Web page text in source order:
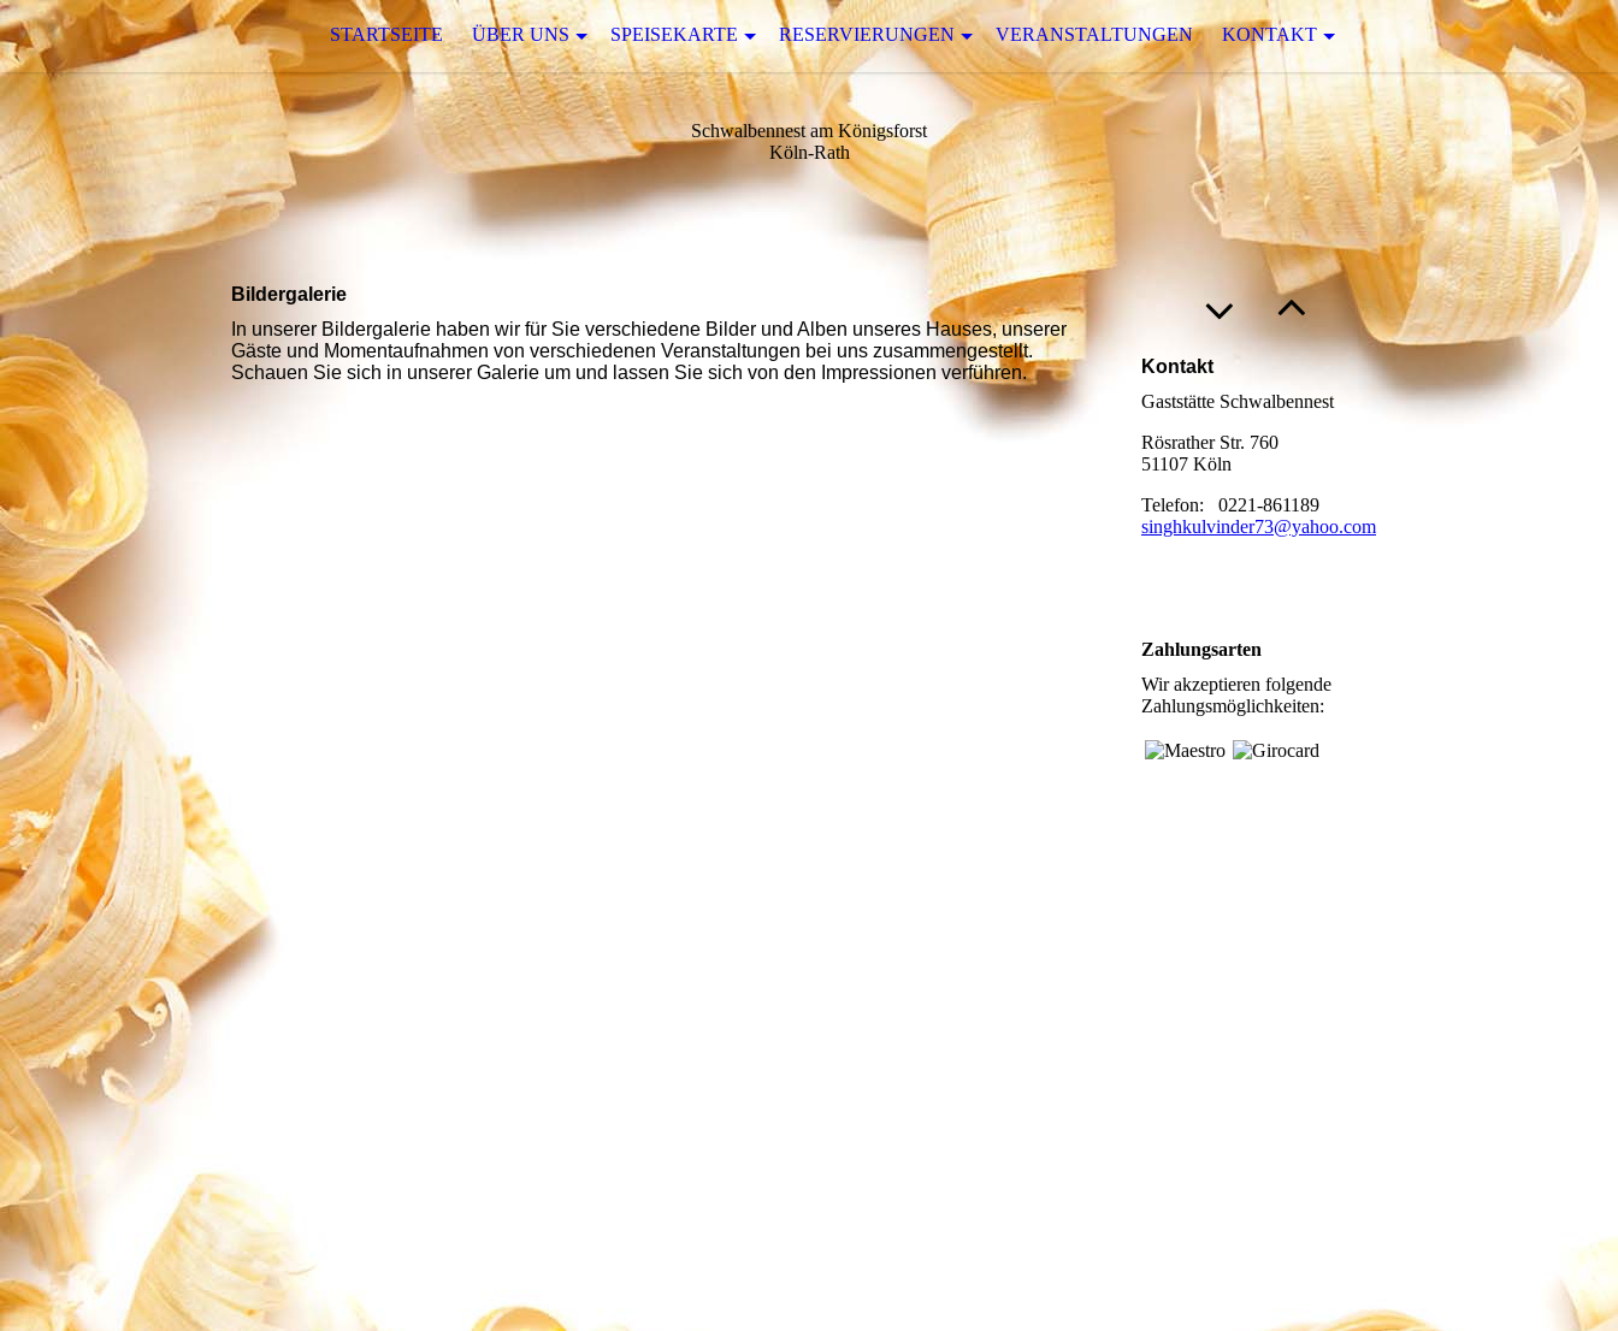
STARTSEITE ÜBER UNS SPEISEKARTE RESERVIERUNGEN VERANSTALTUNGEN KONTAKT
Schwalbennest am Königsforst
Köln-Rath
Bildergalerie
In unserer Bildergalerie haben wir für Sie verschiedene Bilder und Alben unseres Hauses, unserer
Gäste und Momentaufnahmen von verschiedenen Veranstaltungen bei uns zusammengestellt.
Schauen Sie sich in unserer Galerie um und lassen Sie sich von den Impressionen verführen.
Kontakt
Gaststätte Schwalbennest
Rösrather Str. 760
51107 Köln
Telefon: 0221-861189
singhkulvinder73@yahoo.com
Zahlungsarten
Wir akzeptieren folgende
Zahlungsmöglichkeiten: